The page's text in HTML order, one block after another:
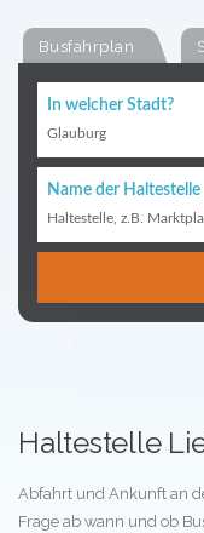
Busfahrplan
In welcher Stadt?
Glauburg
Name der Haltestelle
Haltestelle, z.B.
Haltestelle
Abfahrt und Ankunft an
Frage ab wann und ob